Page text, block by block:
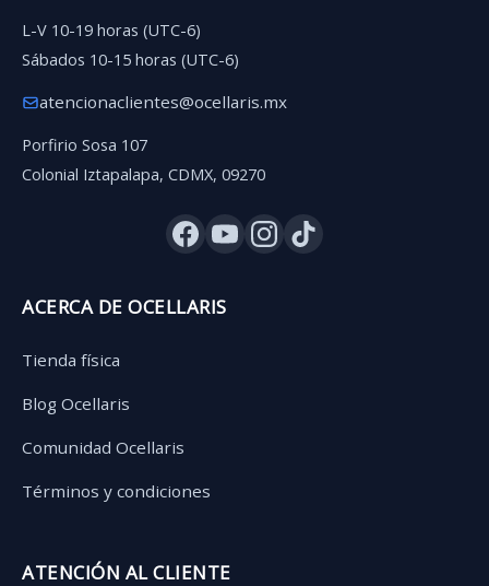
L-V 10-19 horas (UTC-6)
Sábados 10-15 horas (UTC-6)
atencionaclientes@ocellaris.mx
Porfirio Sosa 107
Colonial Iztapalapa, CDMX, 09270
ACERCA DE OCELLARIS
Tienda física
Blog Ocellaris
Comunidad Ocellaris
Términos y condiciones
ATENCIÓN AL CLIENTE